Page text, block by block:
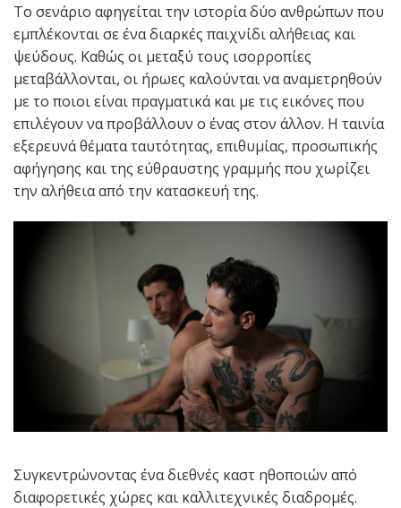
Το σενάριο αφηγείται την ιστορία δύο ανθρώπων που
εμπλέκονται σε ένα διαρκές παιχνίδι αλήθειας και
ψεύδους. Καθώς οι μεταξύ τους ισορροπίες
μεταβάλλονται, οι ήρωες καλούνται να αναμετρηθούν
με το ποιοι είναι πραγματικά και με τις εικόνες που
επιλέγουν να προβάλλουν ο ένας στον άλλον. Η ταινία
εξερευνά θέματα ταυτότητας, επιθυμίας, προσωπικής
αφήγησης και της εύθραυστης γραμμής που χωρίζει
την αλήθεια από την κατασκευή της.
Συγκεντρώνοντας ένα διεθνές καστ ηθοποιών από
διαφορετικές χώρες και καλλιτεχνικές διαδρομές.